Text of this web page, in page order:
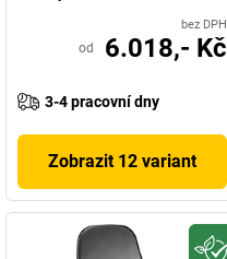
bez DPH
od 6.018,- Kč
3-4 pracovní dny
Zobrazit 12 variant